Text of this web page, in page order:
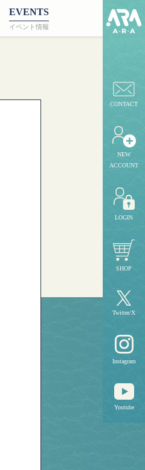
EVENTS
イベント情報
CONTACT
NEW
ACCOUNT
LOGIN
SHOP
Twitter/X
Instagram
Youtube